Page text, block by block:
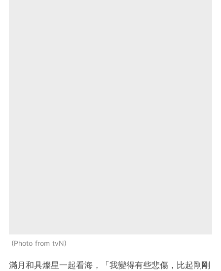
Photo from tvN
滿月和具燦星一起看海，「我變得有些悲傷，比起剛剛